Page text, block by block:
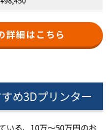
細はこちら
め3Dプリンター
いる、10万〜50万円のお